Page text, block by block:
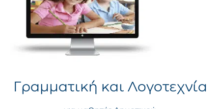
Γραμματική και Λογοτεχνία